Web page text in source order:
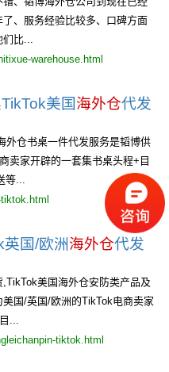
、服务经验比较多、口碑方面
们比...
warehouse.html
美国海外仓代发
外仓书桌一件代发服务是韬博供
卖家开辟的一套集书桌头程+目
等...
国/欧洲海外仓代发
,TikTok美国海外仓安防类产品及
国/英国/欧洲的TikTok电商卖家
...
tiktok.html